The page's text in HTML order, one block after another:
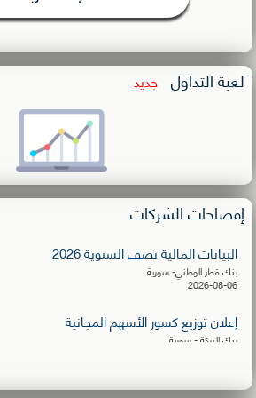
لعبة التداول جديد
إفصاحات الشركات
البيانات المالية نصف السنوية 2026
بنك قطر الوطني- سورية
2026-08-06
إعلان توزيع كسور الأسهم المجانية
بنك البركة - سورية
البيانات المالية نصف السنوية 2026